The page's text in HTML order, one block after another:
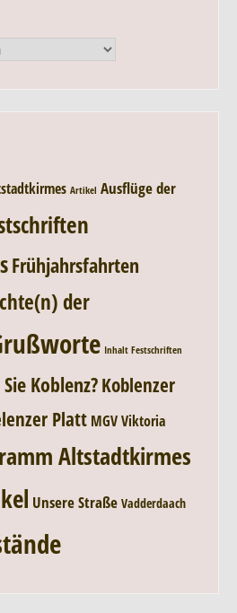
Artikel Ausflüge der
Frühjahrsfahrten
der
Inhalt Festschriften
Koblenz?Koblenzer
Platt MGV Viktoria
Altstadtkirmes
Unsere Straße Vadderdaach